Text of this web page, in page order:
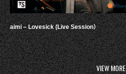
aimi – Lovesick (Live Session）
VIEW MORE